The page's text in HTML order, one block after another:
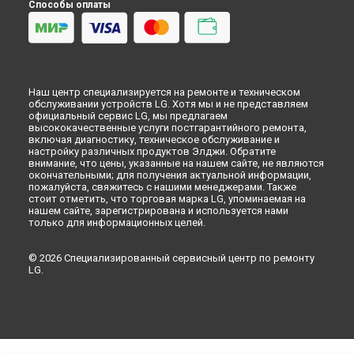
Способы оплаты
Наш центр специализируется на ремонте и техническом
обслуживании устройств LG. Хотя мы и не представляем
официальный сервис LG, мы предлагаем
высококачественные услуги постгарантийного ремонта,
включая диагностику, техническое обслуживание и
настройку различных продуктов Элджи. Обратите
внимание, что цены, указанные на нашем сайте, не являются
окончательными; для получения актуальной информации,
пожалуйста, свяжитесь с нашими менеджерами. Также
стоит отметить, что торговая марка LG, упоминаемая на
нашем сайте, зарегистрирована и используется нами
только для информационных целей.
© 2026 Специализированный сервисный центр по ремонту
LG.